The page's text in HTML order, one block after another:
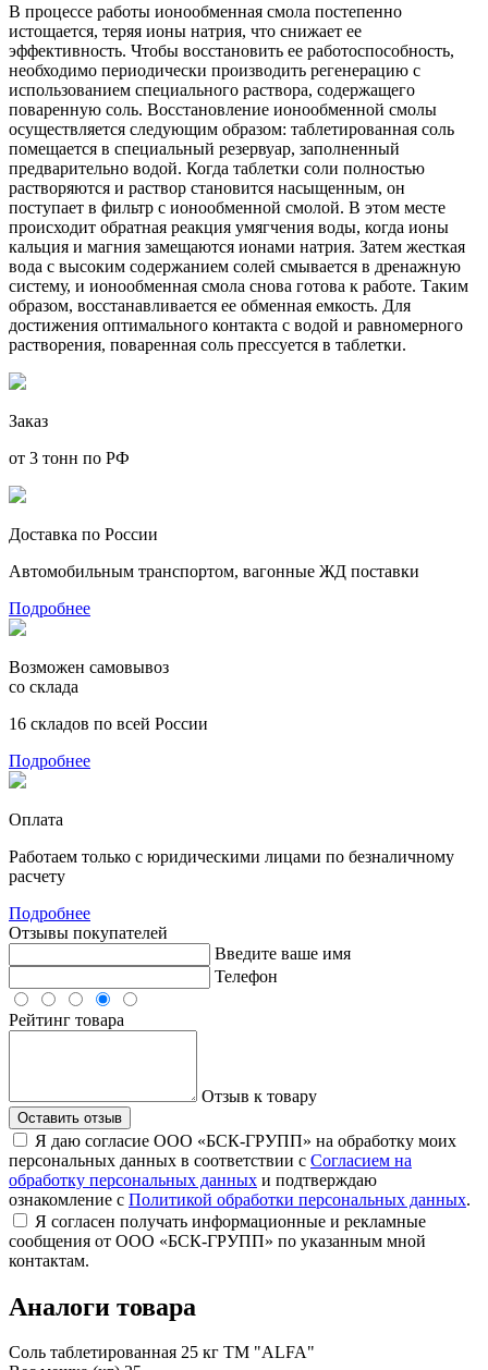
В процессе работы ионообменная смола постепенно
истощается, теряя ионы натрия, что снижает ее
эффективность. Чтобы восстановить ее работоспособность,
необходимо периодически производить регенерацию с
использованием специального раствора, содержащего
поваренную соль. Восстановление ионообменной смолы
осуществляется следующим образом: таблетированная соль
помещается в специальный резервуар, заполненный
предварительно водой. Когда таблетки соли полностью
растворяются и раствор становится насыщенным, он
поступает в фильтр с ионообменной смолой. В этом месте
происходит обратная реакция умягчения воды, когда ионы
кальция и магния замещаются ионами натрия. Затем жесткая
вода с высоким содержанием солей смывается в дренажную
систему, и ионообменная смола снова готова к работе. Таким
образом, восстанавливается ее обменная емкость. Для
достижения оптимального контакта с водой и равномерного
растворения, поваренная соль прессуется в таблетки.
Заказ
от 3 тонн по РФ
Доставка по России
Автомобильным транспортом, вагонные ЖД поставки
Подробнее
Возможен самовывоз
со склада
16 складов по всей России
Подробнее
Оплата
Работаем только с юридическими лицами по безналичному
расчету
Подробнее
Отзывы покупателей
Введите ваше имя
Телефон
Рейтинг товара
Отзыв к товару
Оставить отзыв
Я даю согласие ООО «БСК-ГРУПП» на обработку моих
персональных данных в соответствии с Согласием на
обработку персональных данных и подтверждаю
ознакомление с Политикой обработки персональных данных.
Я согласен получать информационные и рекламные
сообщения от ООО «БСК-ГРУПП» по указанным мной
контактам.
Аналоги товара
Соль таблетированная 25 кг ТМ "ALFA"